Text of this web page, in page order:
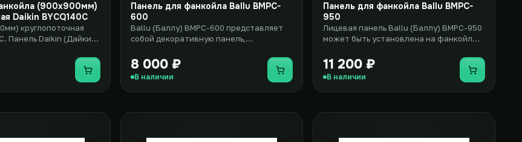
(900x900мм)
Daikin BYCQ140C
круглопоточная
Панель Daikin (Дайкин)
Купить
Панель для фанкойла Ballu BMPC-
600
Ballu (Баллу) BMPC-600 представляет
собой декоративную панель,
касс..
8 000 ₽
В наличии Купить
Панель для фанкойла Ballu BMPC-
950
Лицевая панель Ballu (Баллу) BMPC-950
может быть установлена на фанкойл
11 200 ₽
В наличии Купить